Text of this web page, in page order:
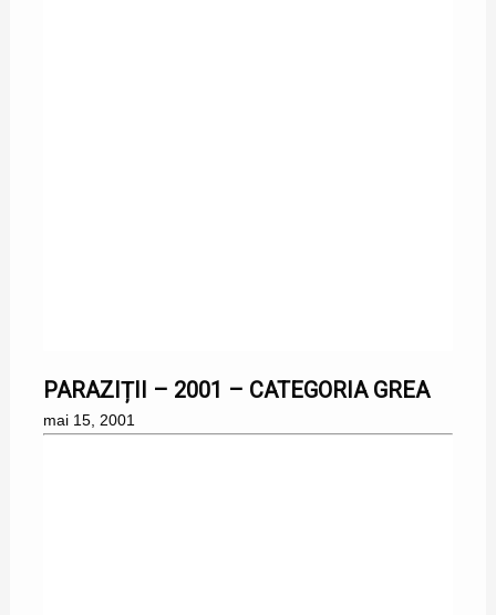
PARAZIȚII – 2001 – CATEGORIA GREA
mai 15, 2001